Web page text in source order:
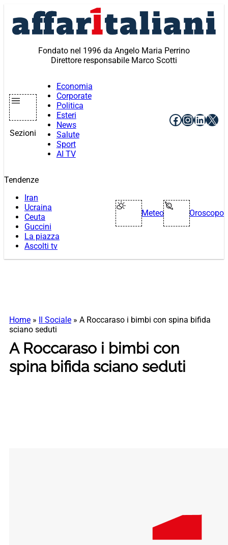
contenuto
Fondato nel 1996 da Angelo Maria Perrino
Direttore responsabile Marco Scotti
Sezioni
Economia
Corporate
Politica
Esteri
News
Salute
Sport
AI TV
Facebook
X
Tendenze
Iran
Ucraina
Ceuta
Guccini
La piazza
Ascolti tv
Meteo Oroscopo
Home » Il Sociale » A Roccaraso i bimbi con spina bifida
sciano seduti
A Roccaraso i bimbi con
spina bifida sciano seduti